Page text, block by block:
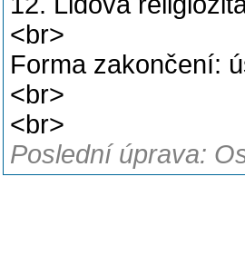
<br>
Forma zakončení:
<br>
<br>
Poslední úprava: